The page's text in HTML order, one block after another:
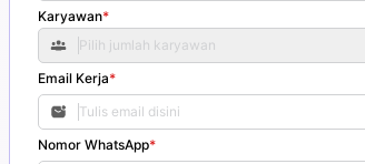
Karyawan*
Pilih jumlah karyawan
Email Kerja*
Nomor WhatsApp*